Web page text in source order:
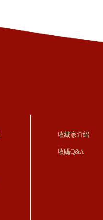
收藏家介紹
收購Q&A